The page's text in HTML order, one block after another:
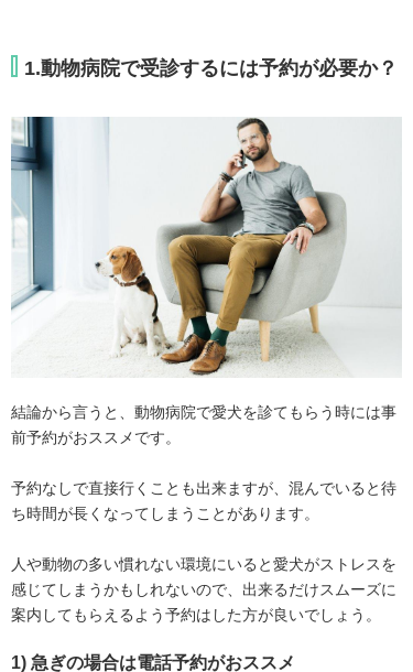
1.動物病院で受診するには予約が必要か？
結論から言うと、動物病院で愛犬を診てもらう時には事
前予約がおススメです。
予約なしで直接行くことも出来ますが、混んでいると待
ち時間が長くなってしまうことがあります。
人や動物の多い慣れない環境にいると愛犬がストレスを
感じてしまうかもしれないので、出来るだけスムーズに
案内してもらえるよう予約はした方が良いでしょう。
1) 急ぎの場合は電話予約がおススメ